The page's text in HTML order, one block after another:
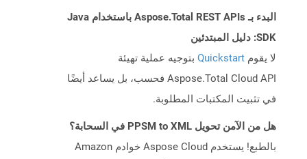
البدء بـ Aspose.Total REST APIs باستخدام Java
SDK: دليل المبتدئين
لا يقوم Quickstart بتوجيه عملية تهيئة
Aspose.Total Cloud API فحسب، بل يساعد أيضًا
في تثبيت المكتبات المطلوبة.
هل من الآمن تحويل PPSM to XML في السحابة؟
بالطبع! يستخدم Aspose Cloud خوادم Amazon